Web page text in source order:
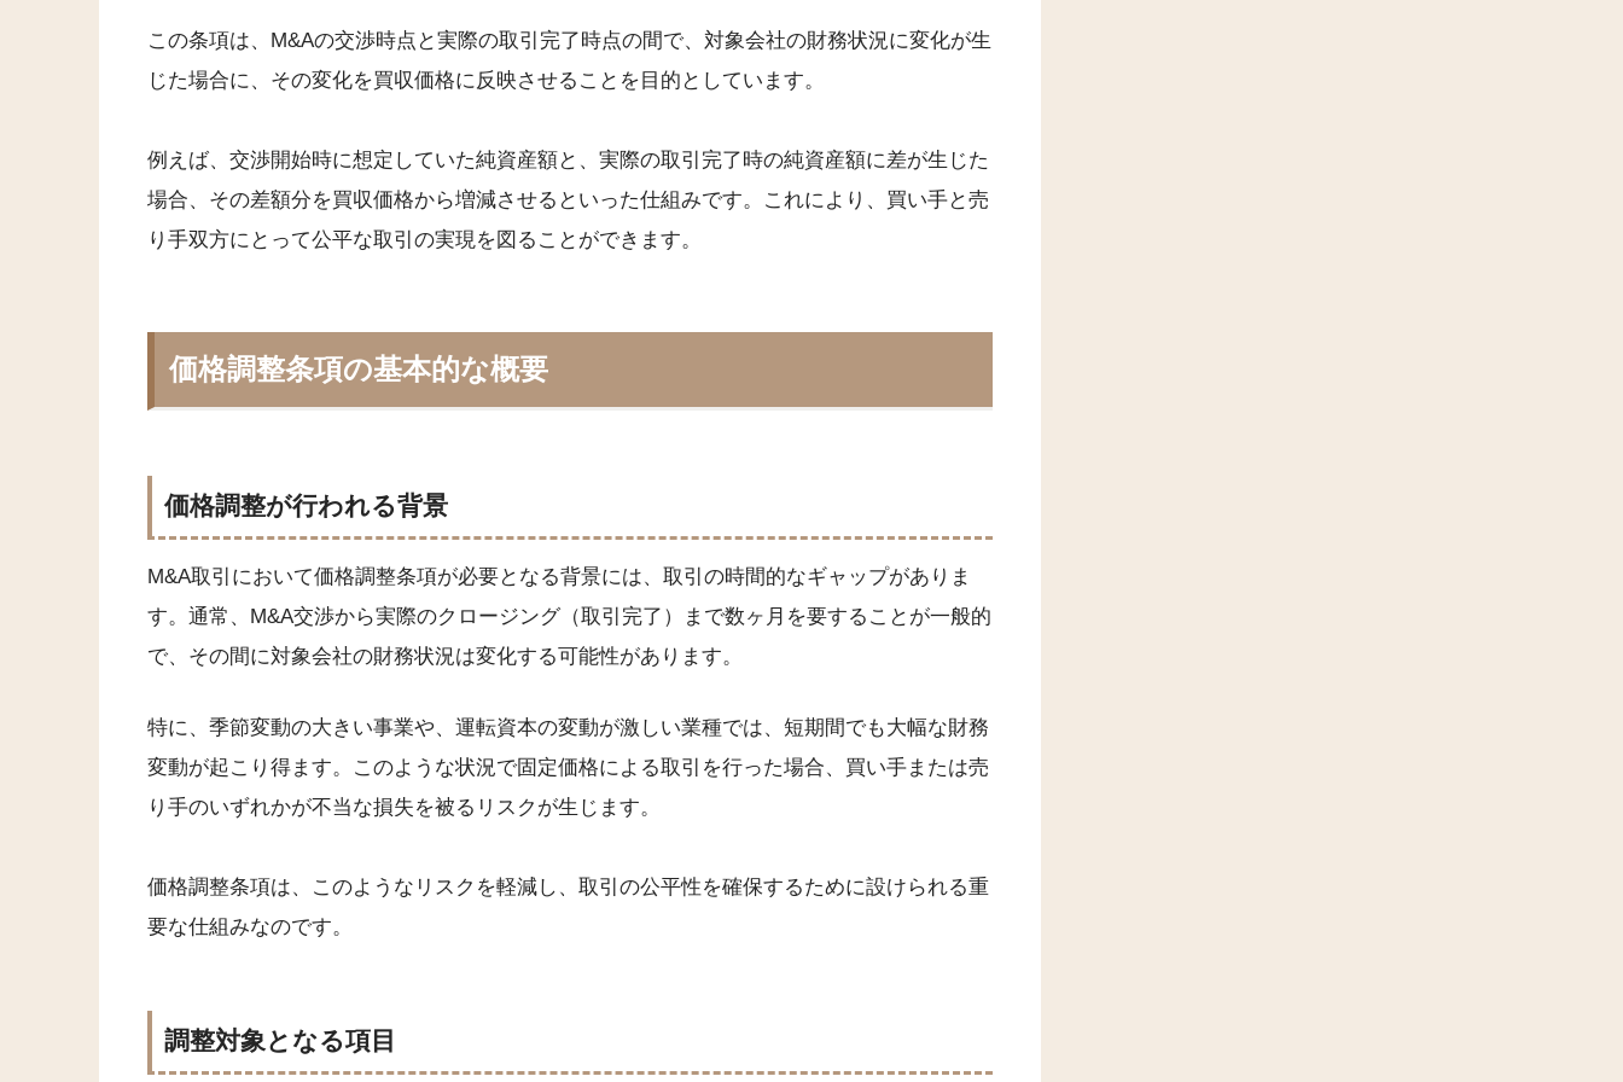
この条項は、M&Aの交渉時点と実際の取引完了時点の間で、対象会社の財務状況に変化が生
じた場合に、その変化を買収価格に反映させることを目的としています。
例えば、交渉開始時に想定していた純資産額と、実際の取引完了時の純資産額に差が生じた
場合、その差額分を買収価格から増減させるといった仕組みです。これにより、買い手と売
り手双方にとって公平な取引の実現を図ることができます。
価格調整条項の基本的な概要
価格調整が行われる背景
M&A取引において価格調整条項が必要となる背景には、取引の時間的なギャップがありま
す。通常、M&A交渉から実際のクロージング（取引完了）まで数ヶ月を要することが一般的
で、その間に対象会社の財務状況は変化する可能性があります。
特に、季節変動の大きい事業や、運転資本の変動が激しい業種では、短期間でも大幅な財務
変動が起こり得ます。このような状況で固定価格による取引を行った場合、買い手または売
り手のいずれかが不当な損失を被るリスクが生じます。
価格調整条項は、このようなリスクを軽減し、取引の公平性を確保するために設けられる重
要な仕組みなのです。
調整対象となる項目